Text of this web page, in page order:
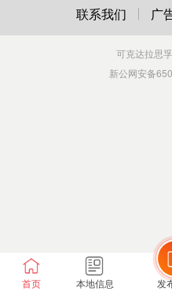
首页 本地信息 发
联系我们 广
可克达拉思
新公网安备